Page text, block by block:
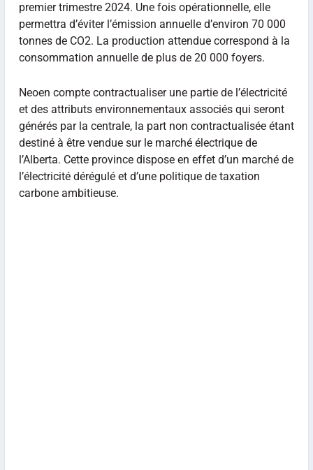
premier trimestre 2024. Une fois opérationnelle, elle
permettra d’éviter l’émission annuelle d’environ 70 000
tonnes de CO2. La production attendue correspond à la
consommation annuelle de plus de 20 000 foyers.
Neoen compte contractualiser une partie de l’électricité
et des attributs environnementaux associés qui seront
générés par la centrale, la part non contractualisée étant
destiné à être vendue sur le marché électrique de
l’Alberta. Cette province dispose en effet d’un marché de
l’électricité dérégulé et d’une politique de taxation
carbone ambitieuse.